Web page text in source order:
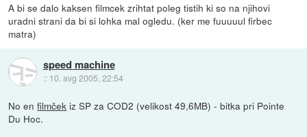
A bi se dalo kaksen filmcek zrihtat poleg tistih ki so na njihovi
uradni strani da bi si lohka mal ogledu. (ker me fuuuuul firbec
matra)
speed machine
:: 10. avg 2005, 22:54
No enfilmček iz SP za COD2 (velikost 49,6MB) - bitka pri Pointe
Du Hoc.